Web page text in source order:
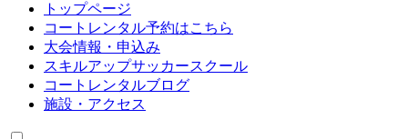
トップページ
コートレンタル予約はこちら
大会情報・申込み
スキルアップサッカースクール
コートレンタルブログ
施設・アクセス